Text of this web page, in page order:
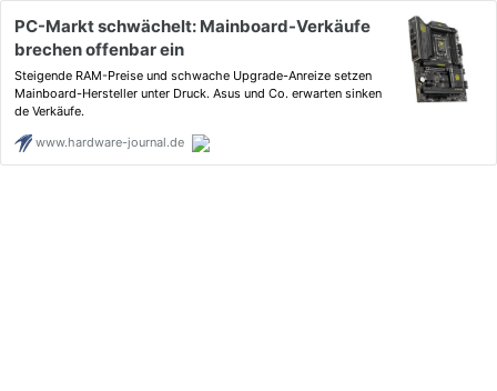
PC-Markt schwächelt: Mainboard-Verkäufe
brechen offenbar ein
Steigende RAM-Preise und schwache Upgrade-Anreize setzen
Mainboard-Hersteller unter Druck. Asus und Co. erwarten sinken
de Verkäufe.
www.hardware-journal.de